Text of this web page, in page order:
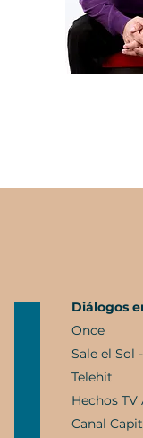
Diálogos
Once
Sale el Sol
Telehit
Hechos TV
Canal